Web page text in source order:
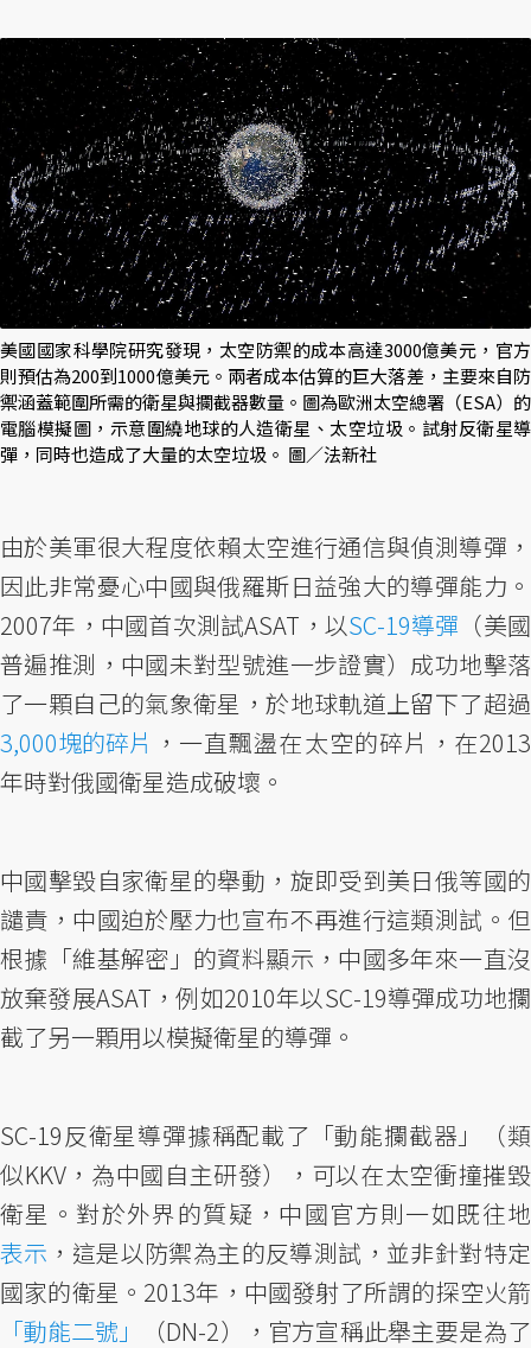
美國國家科學院研究發現，太空防禦的成本高達3000億美元，官方
則預估為200到1000億美元。兩者成本估算的巨大落差，主要來自防
禦涵蓋範圍所需的衛星與攔截器數量。圖為歐洲太空總署（ESA）的
電腦模擬圖，示意圍繞地球的人造衛星、太空垃圾。試射反衛星導
彈，同時也造成了大量的太空垃圾。 圖／法新社
由於美軍很大程度依賴太空進行通信與偵測導彈，
因此非常憂心中國與俄羅斯日益強大的導彈能力。
2007年，中國首次測試ASAT，以SC-19導彈 （美國
普遍推測，中國未對型號進一步證實）成功地擊落
了一顆自己的氣象衛星，於地球軌道上留下了超過
3,000塊的碎片 ，一直飄盪在太空的碎片，在2013
年時對俄國衛星造成破壞。
中國擊毀自家衛星的舉動，旋即受到美日俄等國的
譴責，中國迫於壓力也宣布不再進行這類測試。但
根據「維基解密」的資料顯示，中國多年來一直沒
放棄發展ASAT，例如2010年以SC-19導彈成功地攔
截了另一顆用以模擬衛星的導彈。
SC-19反衛星導彈據稱配載了「動能攔截器」（類
似KKV，為中國自主研發），可以在太空衝撞摧毀
衛星。對於外界的質疑，中國官方則一如既往地
表示 ，這是以防禦為主的反導測試，並非針對特定
國家的衛星。2013年，中國發射了所謂的探空火箭
「動能二號」
（DN-2），官方宣稱此舉主要是為了